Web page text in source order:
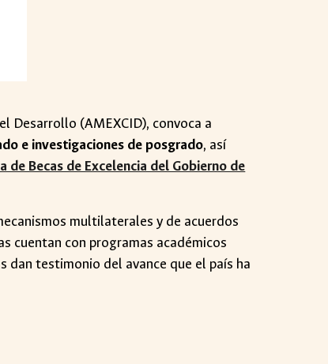
Desarrollo (AMEXCID), convoca a
e investigaciones de posgrado, así
de Becas de Excelencia del Gobierno de
multilaterales y de acuerdos
cuentan con programas académicos
dan testimonio del avance que el país ha